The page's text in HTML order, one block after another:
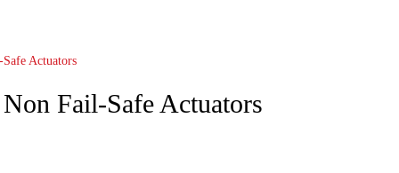
Actuators
Fail-Safe Actuators